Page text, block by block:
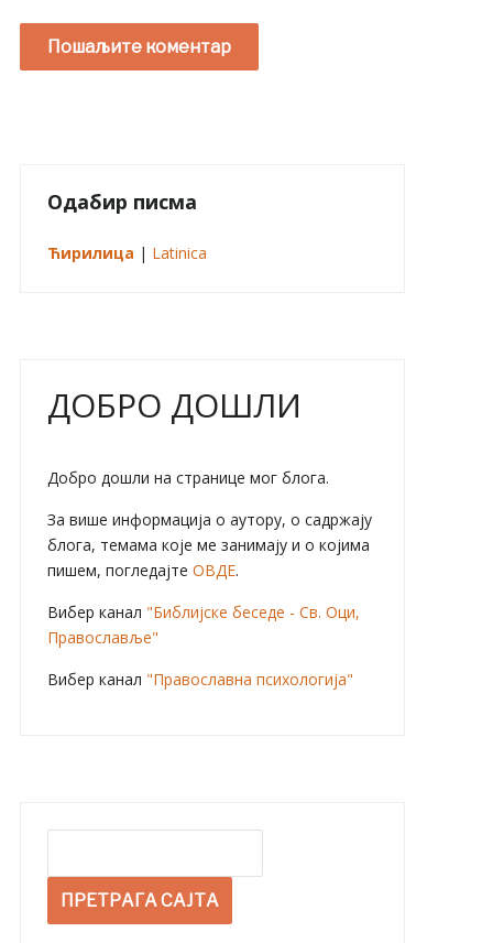
Одабир писма
Ћирилица | Latinica
ДОБРО ДОШЛИ
Добро дошли на странице мог блога.
За више информација о аутору, о садржају
блога, темама које ме занимају и о којима
пишем, погледајте ОВДЕ.
Вибер канал "Библијске беседе - Св. Оци,
Православље"
Вибер канал "Православна психологија"